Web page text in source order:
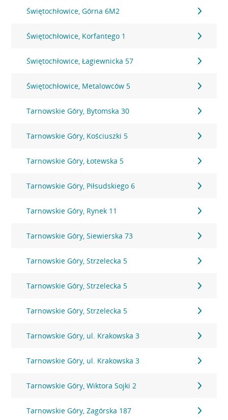
Świętochłowice, Górna 6M2
Świętochłowice, Korfantego 1
Świętochłowice, Łagiewnicka 57
Świętochłowice, Metalowców 5
Tarnowskie Góry, Bytomska 30
Tarnowskie Góry, Kościuszki 5
Tarnowskie Góry, Łotewska 5
Tarnowskie Góry, Piłsudskiego 6
Tarnowskie Góry, Rynek 11
Tarnowskie Góry, Siewierska 73
Tarnowskie Góry, Strzelecka 5
Tarnowskie Góry, Strzelecka 5
Tarnowskie Góry, Strzelecka 5
Tarnowskie Góry, ul. Krakowska 3
Tarnowskie Góry, ul. Krakowska 3
Tarnowskie Góry, Wiktora Sojki 2
Tarnowskie Góry, Zagórska 187